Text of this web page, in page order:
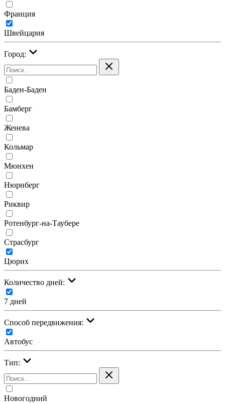
Франция
Швейцария
Город:
Баден-Баден
Бамберг
Женева
Кольмар
Мюнхен
Нюрнберг
Риквир
Ротенбург-на-Таубере
Страсбург
Цюрих
Количество дней:
7 дней
Cпособ передвижения:
Автобус
Тип:
Новогодний